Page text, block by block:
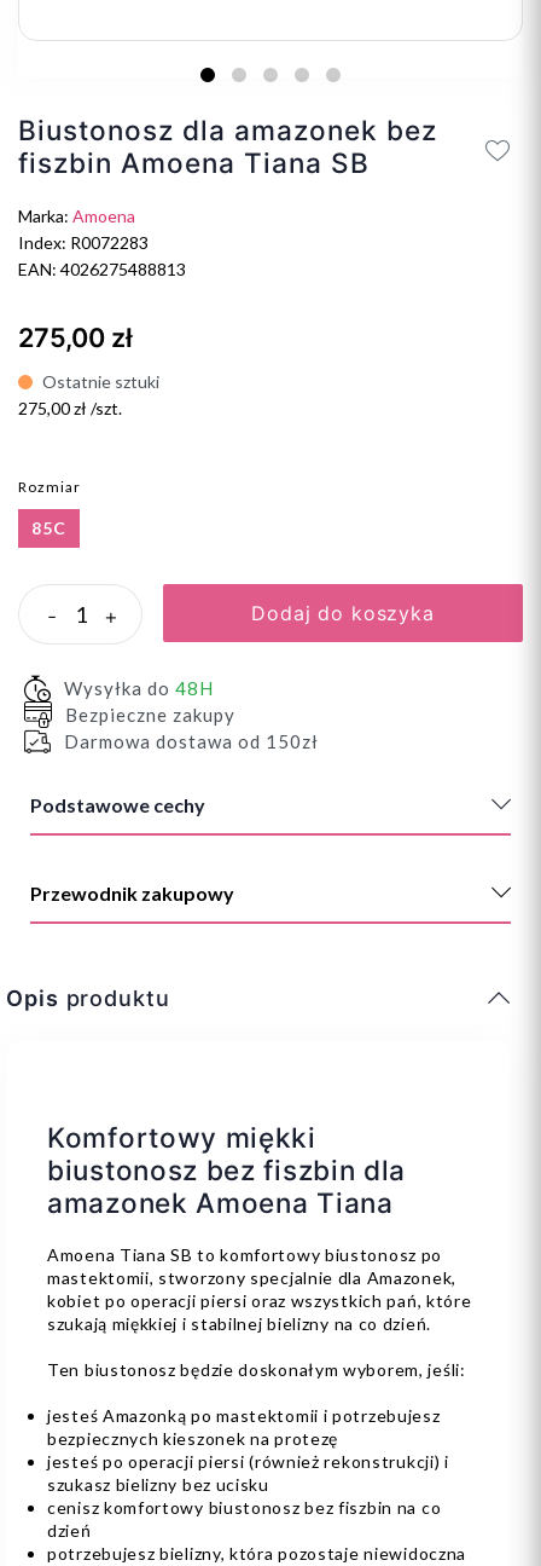
Biustonosz dla amazonek bez
fiszbin Amoena Tiana SB
Marka: Amoena
Index: R0072283
EAN: 4026275488813
275,00 zł
Ostatnie sztuki
275,00 zł /szt.
Rozmiar
85C
- + Dodaj do koszyka
Wysyłka do 48H
Bezpieczne zakupy
Darmowa dostawa od 150zł
Podstawowe cechy
Przewodnik zakupowy
Opis produktu
Komfortowy miękki
biustonosz bez fiszbin dla
amazonek Amoena Tiana
Amoena Tiana SB to komfortowy biustonosz po
mastektomii, stworzony specjalnie dla Amazonek,
kobiet po operacji piersi oraz wszystkich pań, które
szukają miękkiej i stabilnej bielizny na co dzień.
Ten biustonosz będzie doskonałym wyborem, jeśli:
jesteś Amazonką po mastektomii i potrzebujesz
bezpiecznych kieszonek na protezę
jesteś po operacji piersi (również rekonstrukcji) i
szukasz bielizny bez ucisku
cenisz komfortowy biustonosz bez fiszbin na co
dzień
potrzebujesz bielizny, która pozostaje niewidoczna